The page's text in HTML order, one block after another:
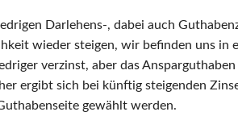
Darlehens-, dabei auch
wieder steigen, wir befinden uns in
verzinst, aber das
ergibt sich bei künftig steigenden
gewählt werden.